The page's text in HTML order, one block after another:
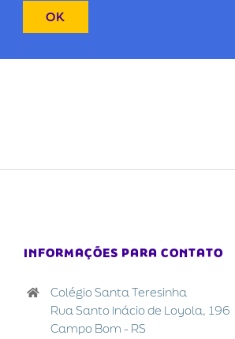
INFORMAÇÕES PARA CONTATO
Colégio Santa Teresinha
Rua Santo Inácio de Loyola, 196
Campo Bom - RS